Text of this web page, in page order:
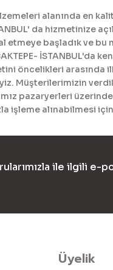
alanında en
da hizmetinize
etmeye başladık ve
İSTANBUL'da
öncelikleri arasında
Müşterilerimizin
pazaryerleri
işleme alınabilmesi
ile ilgili e-
Üyelik